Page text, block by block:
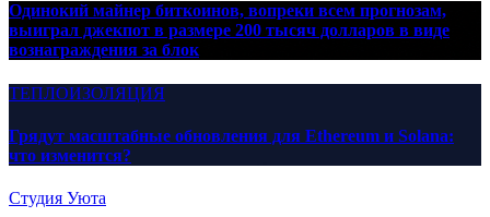
Одинокий майнер биткоинов, вопреки всем прогнозам,
выиграл джекпот в размере 200 тысяч долларов в виде
вознаграждения за блок
ТЕПЛОИЗОЛЯЦИЯ
Грядут масштабные обновления для Ethereum и Solana:
что изменится?
Студия Уюта